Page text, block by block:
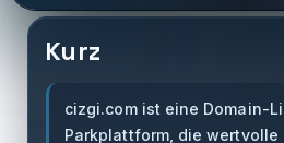
Kurz
cizgi.com ist eine Domain-
Parkplattform, die wertvolle